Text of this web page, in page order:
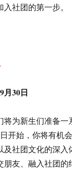
社团的第一步。
月30日
将为新生们准备一
开始，你将有机
及社团文化的深入
朋友、融入社团的